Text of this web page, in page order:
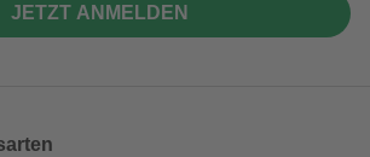
JETZT ANMELDEN